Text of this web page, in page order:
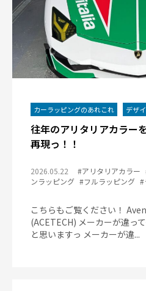
カーラッピングのあれこれ デザ
往年のアリタリアカラー
再現っ！！
2026.05.22 #アリタリアカラー
ンラッピング #フルラッピング #
こちらもご覧ください！
(ACETECH) メーカーが違っ
と思いますっ メーカーが違...